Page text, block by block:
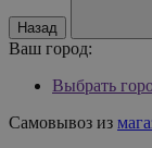
Назад
Ваш город:
Выбрать
Самовывоз из